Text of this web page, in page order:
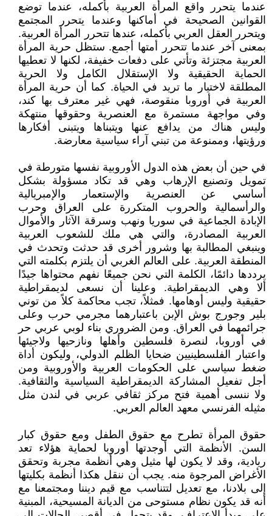
عندما يتحرر واقع المرأة العربية بأكمله، عندما توضع
القوانين الصحيحة في أماكنها وعندما يتحرر المجتمع
ويتحرر العقل العربي بأكمله، عندها تتحرر المرأة العربية.
بمعنى آخر عندما تتحرر أمتها أجمع. ستظل حرية المرأة
العربية مجتزئة وتأتي على دفعات خفيفة، لكنها لا تعطيها
الحماية الحقيقية ولا الإستقلال الكامل ولا الحرية
المطلقة لاختيار ما تريد في الحياة. كما أن حرية المرأة
العربية في أوروبا منقوصة، فهي غير معترف بها كند،
وفي مواجهة مستمرة مع العنصرية وحقوقها منتهكة
وليس هناك من يدافع عنها ويتبناها ويتبنى أفكارها
ورؤيتها، وممنوعة من تبني آراء سياسية معارضة.
في حين أن بعض هذه الدول الأوروبية نفسها متورطة في
تمويل وتصنيع الإرهاب وهي قد تكاد مسؤولة بشكل
أساسي عن العنصرية والإستعمار والإمبريالية
والرأسمالية والحروب المتكررة على العراق وحرب
الإبادة الجماعية في سوريا ونهب وسرقة الآثار والأموال
العربية المصادرة، والتي هي ملك للشعوب العربية
وينبغي المطالبة بها وشرور أخرى قد حدثت وتحدث في
المنطقة العربية. على العالم الغربي أن يلتزم بكلمته التي
يرددها دائمًا، الكلمة التي نحن جميعًا نفهم محتواها جيدًا
ألا وهي الديمقراطية. وعلينا أن نسعى لديمقراطية
حقيقية وليس أوهامها. فمثلاً، تجب محاكمة كلاً من توني
بلير وجورج بوش الإبن باعتبارهما مجرمي حرب وعلى
جرائمهما في العراق. ومن الضروري بناء لوبي عربي حر
في أوروبا، لنصرة فلسطين وأهلها ونازحيها ولاجيئها
واعتبار الفلسطينيين ضحايا الظلم الدولي، وليكون أداة
ضغط سياسي على الحكومات العربية والأوروبية ومن
أجل تفعيل المشاركة الديمقراطية السياسية والثقافية.
ولا ننسى أهمية فتح مركز ثقافي عربي في لندن مثل
مثيله الفرنسي معهد العالم العربي.
حقوق المرأة تطرح مع حقوق الطفل ومع حقوق كبار
السن. الأنظمة التي أوجدتها أوروبا لحماية هؤلاء تعد
ريادية، وقد لا يكون لها مثيل وهي أنظمة مجربة وتحقق
الأغراض المرجوة منه. يجب أن ننقل هكذا أنظمة بكليتها
إلى بلادنا، مع تعديل لتتناسب مع قيم ديننا ومجتمعنا مع
أنه قد يكون نظام مستوحى من الديانة المسيحية، المبنية